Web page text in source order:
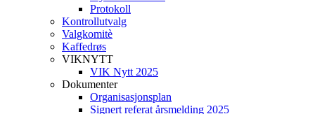
Protokoll
Kontrollutvalg
Valgkomitè
Kaffedrøs
VIKNYTT
VIK Nytt 2025
Dokumenter
Organisasjonsplan
Signert referat årsmelding 2025